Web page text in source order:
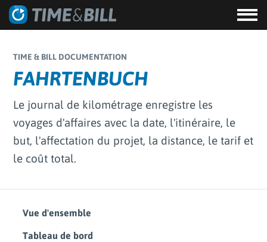
TIME & BILL DOCUMENTATION
FAHRTENBUCH
Le journal de kilométrage enregistre les
voyages d'affaires avec la date, l'itinéraire, le
but, l'affectation du projet, la distance, le tarif et
le coût total.
Vue d'ensemble
Tableau de bord